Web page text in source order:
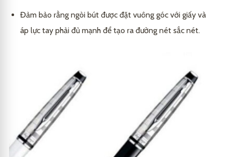
Đảm bảo rằng ngòi bút được đặt vuông góc với giấy và
áp lực tay phải đủ mạnh để tạo ra đường nét sắc nét.